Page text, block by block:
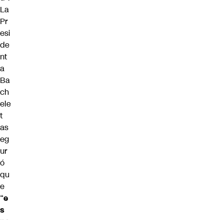
La
Pr
esi
de
nt
a
Ba
ch
ele
t
as
eg
ur
ó
qu
e
“e
s